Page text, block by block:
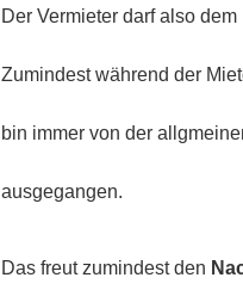
Der Vermieter darf also
Zumindest während der
bin immer von der
ausgegangen.
Das freut zumindest den